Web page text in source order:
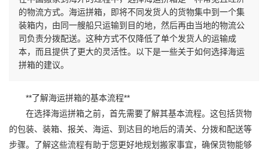
的物流方式。海运拼箱，即将不同发货人的货物集中到一个集
装箱内，由同一艘船只运输到目的地，然后再由当地的物流公
司负责分拨配送。这种方式不仅降低了单个发货人的运输成
本，而且提供了更大的灵活性。以下是一些关于如何选择海运
拼箱的建议。
**了解海运拼箱的基本流程**
在选择海运拼箱之前，首先需要了解其基本流程。这包括货物
的包装、装箱、报关、海运、到达目的地后的清关、分拨和配送等
步骤。了解这些流程有助于您更好地规划搬家事宜，确保货物能够